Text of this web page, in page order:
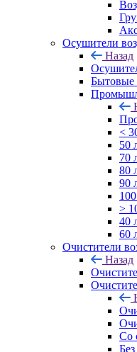
Осушители
Назад
Бытовые
<
50
70
80
90
>
40
60
Очистители
Назад
Cо